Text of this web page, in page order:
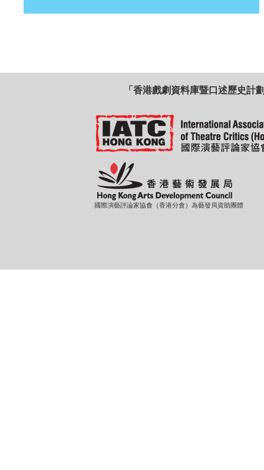
「香港戲劇資料庫暨口述歷史計
國際演藝評論家協會（香港分會）為藝發局資助團體